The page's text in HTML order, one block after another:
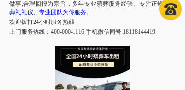
做事,合理回报为宗旨，多年专业殡葬服务经验、专注正规 白事
葬礼礼仪、 专业团队为你服务。
欢迎拨打24小时服务热线
上门服务热线： 400-000-1116 手机微信同号:18118144419